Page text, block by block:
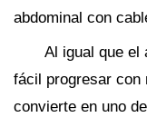
abdominal con
Al igual que el
fácil progresar con
convierte en uno